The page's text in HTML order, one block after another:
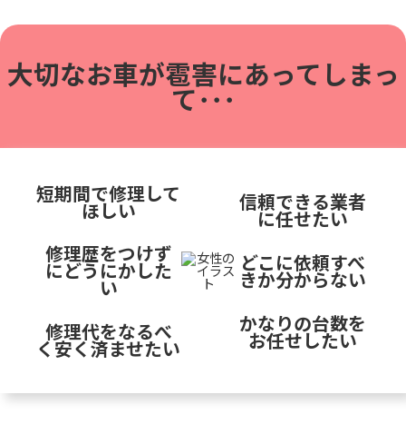
大切なお車が雹害にあってしまっ
て･･･
短期間で修理して
ほしい
修理歴をつけず
にどうにかした
い
修理代をなるべ
く安く済ませたい
信頼できる業者
に任せたい
どこに依頼すべ
きか分からない
かなりの台数を
お任せしたい